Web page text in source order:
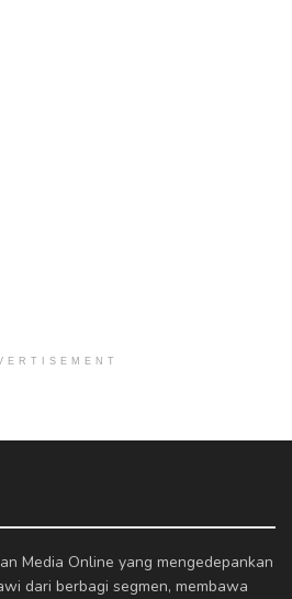
Media Online yang mengedepankan
dari berbagi segmen, membawa